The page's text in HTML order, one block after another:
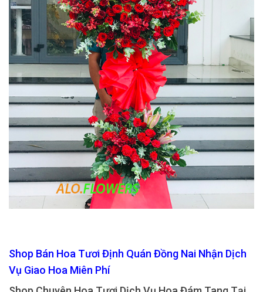
Shop Bán Hoa Tươi Định Quán Đồng Nai Nhận Dịch
Vụ Giao Hoa Miên Phí